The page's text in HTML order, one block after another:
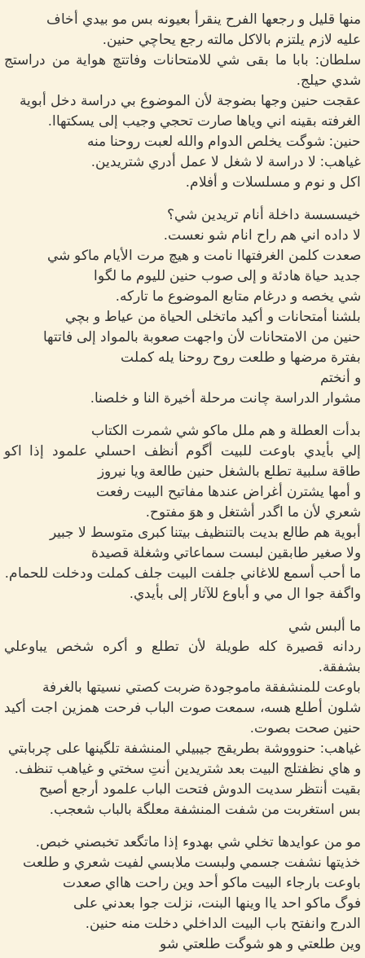
منها قليل و رجعها الفرح ينقرأ بعيونه بس مو بيدي أخاف
عليه لازم يلتزم بالاكل مالته رجع يحاچي حنين.
سلطان: بابا ما بقى شي للامتحانات وفاتتچ هواية من دراستج
شدي حيلج.
عقجت حنين وجها بضوجة لأن الموضوع بي دراسة دخل أبوية
الغرفته بقينه اني وياها صارت تحجي وجيب إلى يسكتهاا.
حنين: شوگت يخلص الدوام والله لعبت روحنا منه
غياهب: لا دراسة لا شغل لا عمل أدري شتريدين.
اكل و نوم و مسلسلات و أفلام.
خيسسسة داخلة أنام تريدين شي؟
لا داده اني هم راح انام شو نعست.
صعدت كلمن الغرفتهاا نامت و هيچ مرت الأيام ماكو شي
جديد حياة هادئة و إلى صوب حنين لليوم ما لگوا
شي يخصه و درغام متابع الموضوع ما تاركه.
بلشنا أمتحانات و أكيد ماتخلى الحياة من عياط و بچي
حنين من الامتحانات لأن واجهت صعوبة بالمواد إلى فاتتها
بفترة مرضها و طلعت روح روحنا يله كملت
و أنختم
مشوار الدراسة چانت مرحلة أخيرة النا و خلصنا.
بدأت العطلة و هم ملل ماكو شي شمرت الكتاب
إلي بأيدي باوعت للبيت أگوم أنظف احسلي علمود إذا اكو
طاقة سلبية تطلع بالشغل حنين طالعة ويا نيروز
و أمها يشترن أغراض عندها مفاتيح البيت رفعت
شعري لأن ما اگدر أشتغل و هوَ مفتوح.
أبوية هم طالع بديت بالتنظيف بيتنا كبرى متوسط لا جبير
ولا صغير طابقين لبست سماعاتي وشغلة قصيدة
ما أحب أسمع للاغاني جلفت البيت جلف كملت ودخلت للحمام.
واگفة جوا ال مي و أباوع للآثار إلى بأيدي.
ما ألبس شي
ردانه قصيرة كله طويلة لأن تطلع و أكره شخص يباوعلي
بشفقة.
باوعت للمنشفقة ماموجودة ضربت كصتي نسيتها بالغرفة
شلون أطلع هسه، سمعت صوت الباب فرحت همزين اجت أكيد
حنين صحت بصوت.
غياهب: حنوووشة بطريقج جيبيلي المنشفة تلگينها على چربابتي
و هاي نظفتلج البيت بعد شتريدين أنتِ سختي و غياهب تنظف.
بقيت أنتظر سديت الدوش فتحت الباب علمود أرجع أصيح
بس استغربت من شفت المنشفة معلگة بالباب شعجب.
مو من عوايدها تخلي شي بهدوء إذا ماتگعد تخبصني خبص.
خذيتها نشفت جسمي ولبست ملابسي لفيت شعري و طلعت
باوعت بارجاء البيت ماكو أحد وين راحت هااي صعدت
فوگ ماكو احد ياا وينها البنت، نزلت جوا بعدني على
الدرج وانفتح باب البيت الداخلي دخلت منه حنين.
وين طلعتي و هو شوگت طلعتي شو